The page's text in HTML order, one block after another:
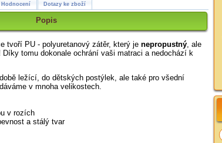
Hodnocení Dotazy ke zboží
Popis
tvoří PU - polyuretanový zátěr, který jenepropustný, ale
Díky tomu dokonale ochrání vaši matraci a nedochází k
ležící, do dětských postýlek, ale také pro všední
v mnoha velikostech.
v rozích
a stálý tvar